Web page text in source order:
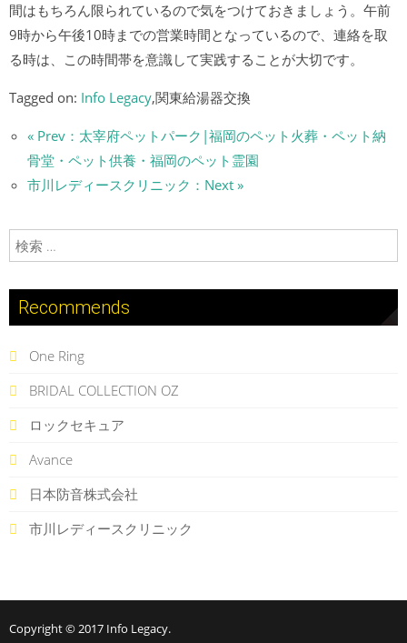
間はもちろん限られているので気をつけておきましょう。午前
9時から午後10時までの営業時間となっているので、連絡を取
る時は、この時間帯を意識して実践することが大切です。
Tagged on: Info Legacy,関東給湯器交換
« Prev：太宰府ペットパーク|福岡のペット火葬・ペット納
骨堂・ペット供養・福岡のペット霊園
市川レディースクリニック：Next »
検索:
Recommends
One Ring
BRIDAL COLLECTION OZ
ロックセキュア
Avance
日本防音株式会社
市川レディースクリニック
Copyright © 2017 Info Legacy.